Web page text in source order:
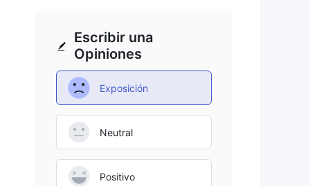
Escribir una
Opiniones
Exposición
Neutral
Positivo